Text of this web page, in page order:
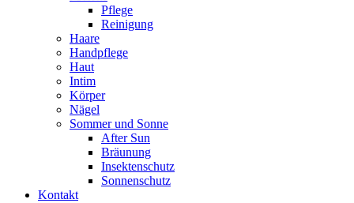
Pflege
Reinigung
Haare
Handpflege
Haut
Intim
Körper
Nägel
Sommer und Sonne
After Sun
Bräunung
Insektenschutz
Sonnenschutz
Kontakt